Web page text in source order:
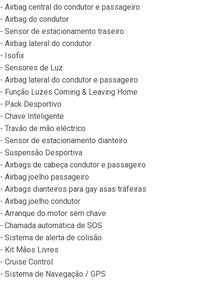
- Airbag central do condutor e passageiro
- Airbag do condutor
- Sensor de estacionamento traseiro
- Airbag lateral do condutor
- Isofix
- Sensores de Luz
- Airbag lateral do condutor e passageiro
- Função Luzes Coming & Leaving Home
- Pack Desportivo
- Chave Inteligente
- Travão de mão eléctrico
- Sensor de estacionamento dianteiro
- Suspensão Desportiva
- Airbags de cabeça condutor e passageiro
- Airbag joelho passageiro
- Airbags dianteiros para gay asas tráfeiras
- Airbag joelho condutor
- Arranque do motor sem chave
- Chamada automática de SOS
- Sistema de alerta de colisão
- Kit Mãos Livres
- Cruise Control
- Sistema de Navegação / GPS